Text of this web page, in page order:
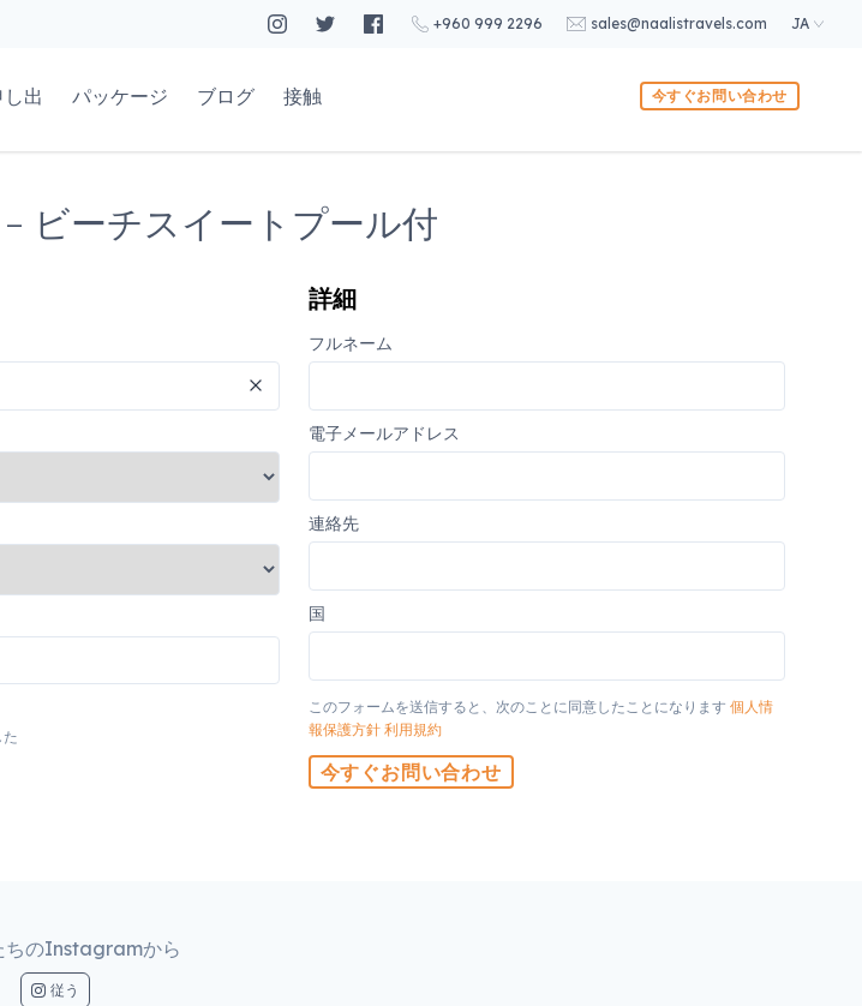
+960 999 2296 sales@naalistravels.com JA
し出 パッケージ ブログ 接触 今すぐお問い合わせ
ビーチスイートプール付
詳細
フルネーム
電子メールアドレス
連絡先
国
このフォームを送信すると、次のことに同意したことになります 個人情
報保護方針 利用規約
今すぐお問い合わせ
ちのInstagramから
従う